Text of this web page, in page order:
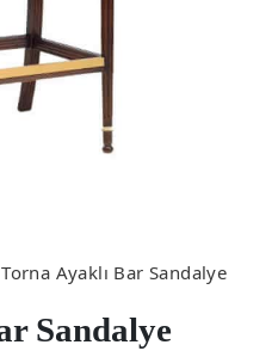
Torna Ayaklı Bar Sandalye
Sandalye